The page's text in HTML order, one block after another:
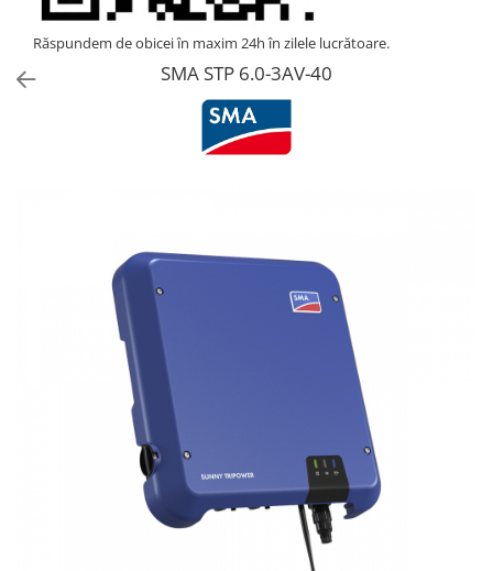
Acumulatori Victron
Invertor Hibrid - Off Grid
Statii de reincarcare Victron
Fronius Reserva
Fronius Reserva Pro
Răspundem de obicei în maxim 24h în zilele lucrătoare.
SMA STP 6.0-3AV-40